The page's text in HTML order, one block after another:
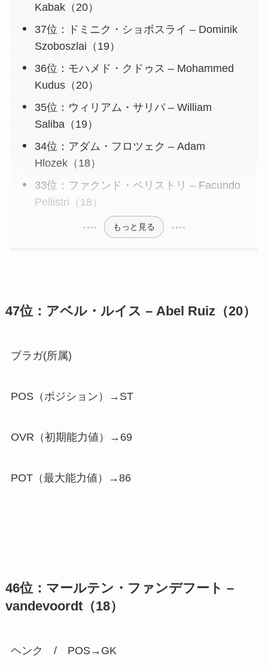
Kabak（20）
37位：ドミニク・ショボスライ – Dominik
Szoboszlai（19）
36位：モハメド・クドゥス – Mohammed
Kudus（20）
35位：ウィリアム・サリバ – William
Saliba（19）
34位：アダム・フロツェク – Adam
Hlozek（18）
33位：ファクンド・ペリストリ – Facundo
Pellistri（18）
もっと見る
47位：アベル・ルイス – Abel Ruiz（20）
ブラガ(所属)
POS（ポジション）→ST
OVR（初期能力値）→69
POT（最大能力値）→86
46位：マールテン・ファンデフート –
vandevoordt（18）
ヘンク / POS→GK